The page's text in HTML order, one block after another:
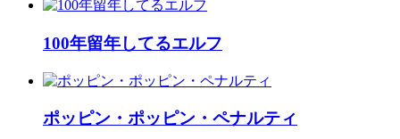
100年留年してるエルフ
ポッピン・ポッピン・ペナルティ